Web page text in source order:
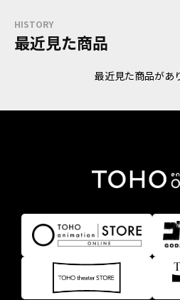
HISTORY
最近見た商品
最近見た商品があ